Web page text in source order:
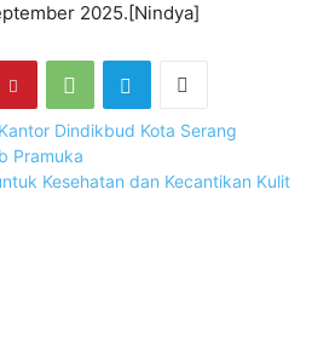
2025.[Nindya]
Dindikbud Kota Serang
Pramuka
Kesehatan dan Kecantikan Kulit